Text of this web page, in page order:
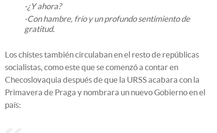
-¿Y ahora?
-Con hambre, frío y un profundo sentimiento de
gratitud.
Los chistes también circulaban en el resto de repúblicas
socialistas, como este que se comenzó a contar en
Checoslovaquia después de que la URSS acabara con la
Primavera de Praga y nombrara un nuevo Gobierno en el
país: